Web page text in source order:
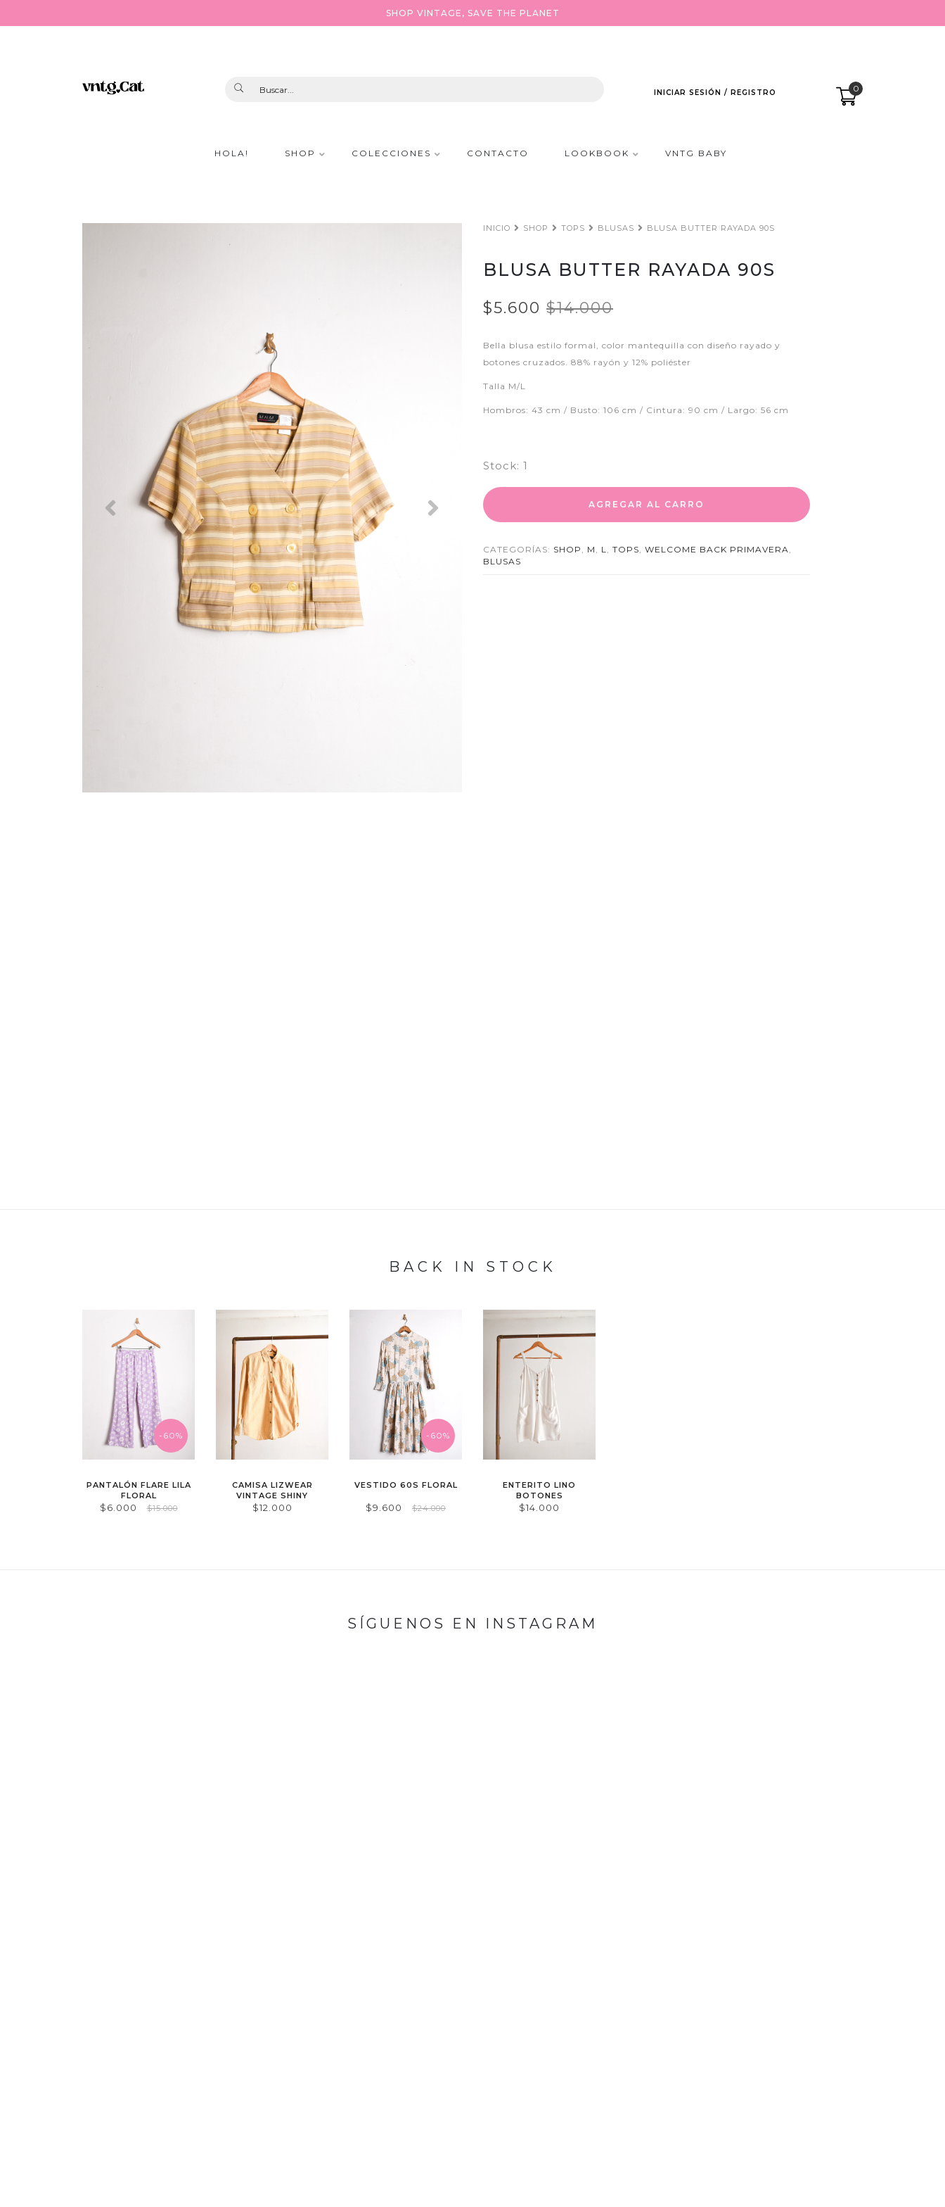
SHOP VINTAGE, SAVE THE PLANET
INICIAR SESIÓN / REGISTRO 0
HOLA! SHOP COLECCIONES CONTACTO LOOKBOOK VNTG BABY
Previous Next
INICIO SHOP TOPS BLUSAS BLUSA BUTTER RAYADA 90S
BLUSA BUTTER RAYADA 90S
$5.600 $14.000
Bella blusa estilo formal, color mantequilla con diseño rayado y
botones cruzados. 88% rayón y 12% poliéster
Talla M/L
Hombros: 43 cm / Busto: 106 cm / Cintura: 90 cm / Largo: 56 cm
Stock: 1
AGREGAR AL CARRO
CATEGORÍAS: SHOP M L TOPS WELCOME BACK PRIMAVERA
BLUSAS
BACK IN STOCK
-60%
PANTALÓN FLARE LILA
FLORAL
$6.000 $15.000
CAMISA LIZWEAR
VINTAGE SHINY
$12.000
-60%
VESTIDO 60S FLORAL
$9.600 $24.000
ENTERITO LINO
BOTONES
$14.000
SÍGUENOS EN INSTAGRAM